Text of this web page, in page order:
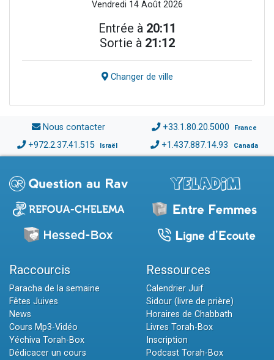
Vendredi 14 Août 2026
Entrée à 20:11
Sortie à 21:12
Changer de ville
Nous contacter +33.1.80.20.5000 France
+972.2.37.41.515 Israël +1.437.887.14.93 Canada
Raccourcis
Paracha de la semaine
Fêtes Juives
News
Cours Mp3-Vidéo
Yéchiva Torah-Box
Dédicacer un cours
Ressources
Calendrier Juif
Sidour (livre de prière)
Horaires de Chabbath
Livres Torah-Box
Inscription
Podcast Torah-Box